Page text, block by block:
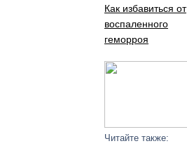
Как избавиться от
воспаленного
геморроя
Читайте также: